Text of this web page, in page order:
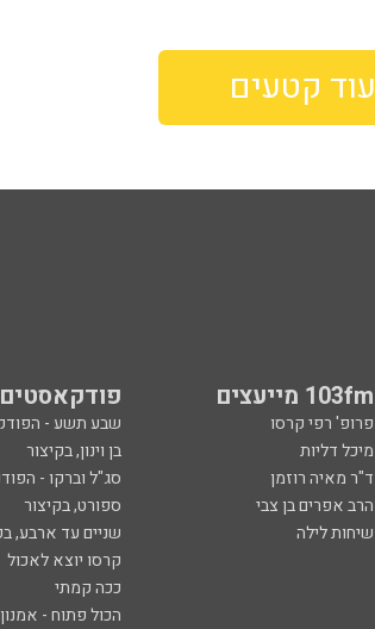
עוד קטעים
103fm מייעצים פודקאסטים
פרופ' רפי קרסו שבע תשע -
מיכל דליות בן וינון, בקיצור
ד"ר מאיה רוזמן סג"ל וברקו -
הרב אפרים בן צבי ספורט, בקיצור
שיחות לילה שניים עד ארבע,
קרסו יוצא לאכול
ככה קמתי
הכול פתוח -